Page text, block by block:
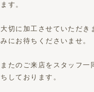
ます。
大切に加工させていただき
みにお待ちくださいませ。
またのご来店をスタッフ一
ちしております。